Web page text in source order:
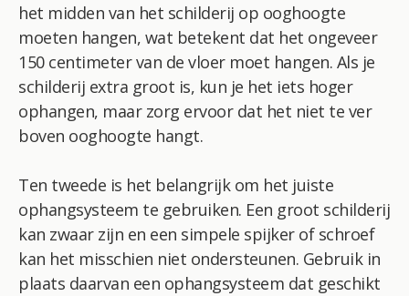
het midden van het schilderij op ooghoogte
moeten hangen, wat betekent dat het ongeveer
150 centimeter van de vloer moet hangen. Als je
schilderij extra groot is, kun je het iets hoger
ophangen, maar zorg ervoor dat het niet te ver
boven ooghoogte hangt.
Ten tweede is het belangrijk om het juiste
ophangsysteem te gebruiken. Een groot schilderij
kan zwaar zijn en een simpele spijker of schroef
kan het misschien niet ondersteunen. Gebruik in
plaats daarvan een ophangsysteem dat geschikt